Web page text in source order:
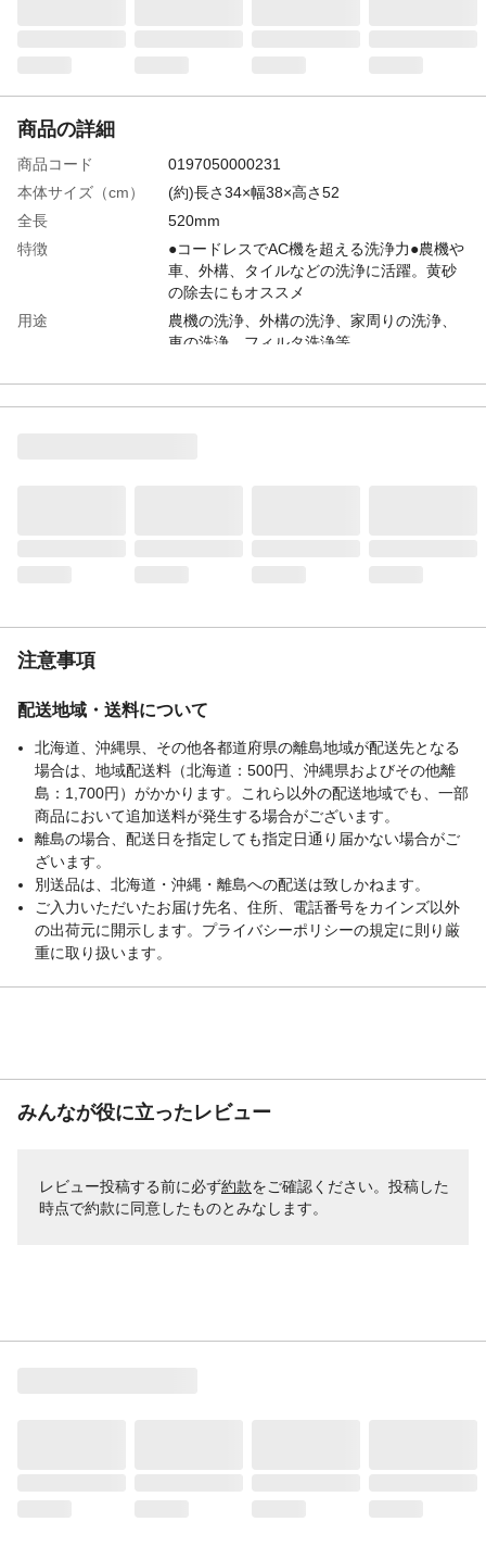
商品の詳細
商品コード
0197050000231
本体サイズ（cm）
(約)長さ34×幅38×高さ52
全長
520mm
特徴
●コードレスでAC機を超える洗浄力●農機や
車、外構、タイルなどの洗浄に活躍。黄砂
の除去にもオススメ
用途
農機の洗浄、外構の洗浄、家周りの洗浄、
車の洗浄、フィルタ洗浄等
クリーナピン・ホースアッセンブリ・スト
き、適切な使用と保守をお願いいたしま
す。
生産国
中国
重量
12.3kg(バッテリBL4080F 2本装着時)
吐出圧力（MPa）
モード3(高速):8.5、モード2(中速):5.5、モ
ード1(低速):3.0
最大吐出量
給水方式
ため水(自吸)＆水道直結(清水専用)
注意事項
配送地域・送料について
北海道、沖縄県、その他各都道府県の離島地域が配送先となる
場合は、地域配送料（北海道：500円、沖縄県およびその他離
島：1,700円）がかかります。これら以外の配送地域でも、一部
商品において追加送料が発生する場合がございます。
離島の場合、配送日を指定しても指定日通り届かない場合がご
ざいます。
別送品は、北海道・沖縄・離島への配送は致しかねます。
ご入力いただいたお届け先名、住所、電話番号をカインズ以外
の出荷元に開示します。プライバシーポリシーの規定に則り厳
重に取り扱います。
みんなが役に立ったレビュー
レビュー投稿する前に必ず約款をご確認ください。投稿した
時点で約款に同意したものとみなします。